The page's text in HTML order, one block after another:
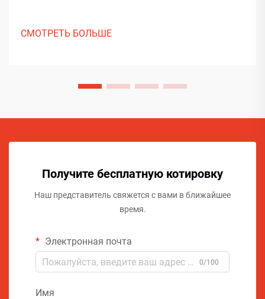
СМОТРЕТЬ БОЛЬШЕ
Получите бесплатную котировку
Наш представитель свяжется с вами в ближайшее
время.
Электронная почта
0/100
Имя